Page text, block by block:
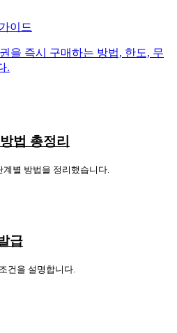
이드
을 즉시 구매하는 방법, 한도, 무
.
법 총정리
별 방법을 정리했습니다.
급
건을 설명합니다.